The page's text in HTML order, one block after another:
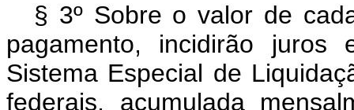
§ 3º Sobre o valor de
pagamento, incidirão juros
Sistema Especial de
federais, acumulada